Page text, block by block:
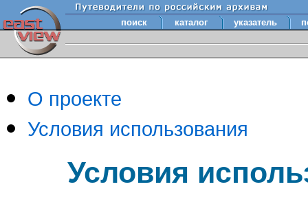
поиск каталог указатель
О проекте
Условия использования
Условия